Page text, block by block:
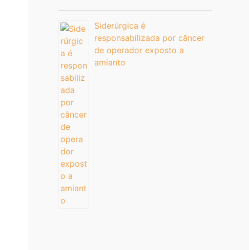
Siderúrgica é
responsabilizada por câncer
de operador exposto a
amianto